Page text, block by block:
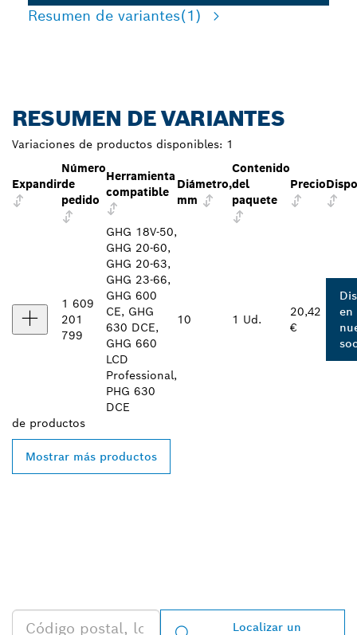
Resumen de variantes(1)
RESUMEN DE VARIANTES
Variaciones de productos disponibles: 1
Expandir
Número
de
pedido
Herramienta
compatible
Diámetro,
mm
Contenido
del
paquete
Precio
1 609
201
799
GHG 18V-50,
GHG 20-60,
GHG 20-63,
GHG 23-66,
GHG 600
CE, GHG
630 DCE,
GHG 660
LCD
Professional,
PHG 630
DCE
10 1 Ud.
20,42
€
en
de productos
Mostrar más productos
Localizar un